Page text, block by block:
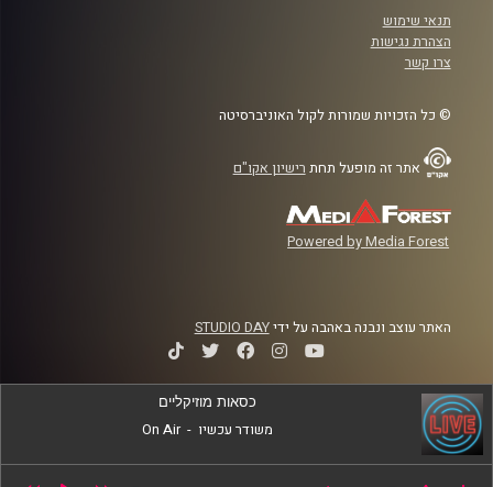
תנאי שימוש
הצהרת נגישות
צרו קשר
© כל הזכויות שמורות לקול האוניברסיטה
אתר זה מופעל תחת רישיון אקו"ם
Powered by Media Forest
האתר עוצב ונבנה באהבה על ידיSTUDIO DAY
כסאות מוזיקליים
משודר עכשיו -
On Air